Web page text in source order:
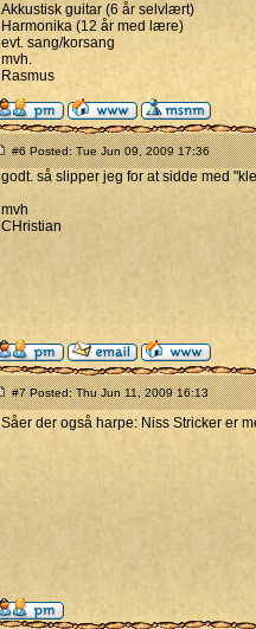
Akkustisk guitar (6 år selvlært)
Harmonika (12 år med lære)
evt. sang/korsang
mvh.
Rasmus
#6 Posted: Tue Jun 09, 2009 17:36
godt. så slipper jeg for at sidde med
mvh
CHristian
#7 Posted: Thu Jun 11, 2009 16:13
Såer der også harpe: Niss Stricker er